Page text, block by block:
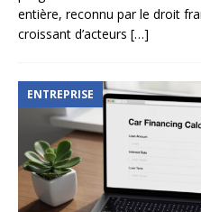
entière, reconnu par le droit
croissant d’acteurs […]
ENTREPRISE